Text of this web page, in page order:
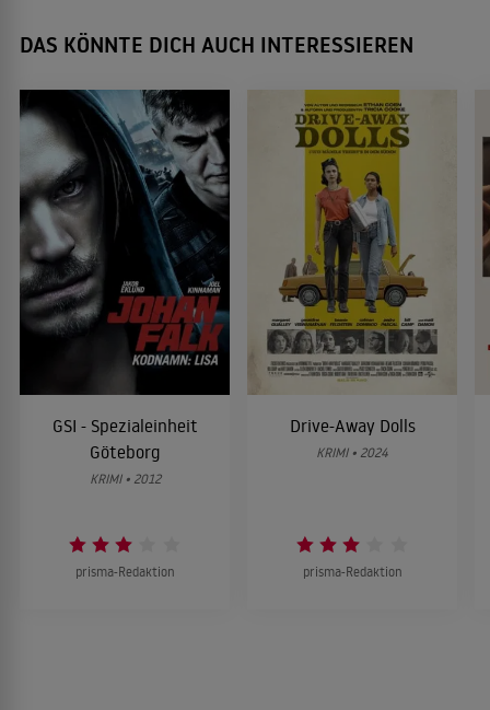
DAS KÖNNTE DICH AUCH INTERESSIEREN
GSI - Spezialeinheit
Göteborg
KRIMI • 2012
prisma-Redaktion
Drive-Away Dolls
KRIMI • 2024
prisma-Redaktion